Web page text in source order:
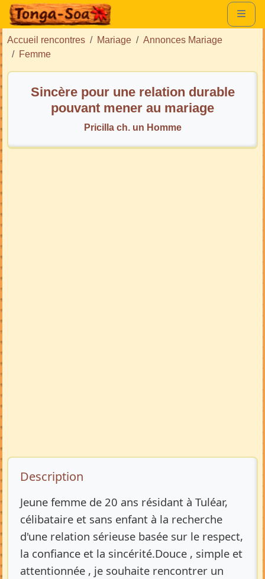
Accueil rencontres Mariage
Annonces Mariage
Femme
Sincère pour une relation durable
pouvant mener au mariage
Pricilla ch. un Homme
Description de l’annonce
Description
Jeune femme de 20 ans résidant à Tuléar,
célibataire et sans enfant à la recherche
d'une relation sérieuse basée sur le respect,
la confiance et la sincérité.Douce , simple et
attentionnée , je souhaite rencontrer un